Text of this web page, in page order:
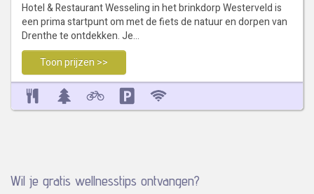
Hotel & Restaurant Wesseling in het brinkdorp Westerveld is
een prima startpunt om met de fiets de natuur en dorpen van
Drenthe te ontdekken. Je…
Toon prijzen >>
Wil je gratis wellnesstips ontvangen?